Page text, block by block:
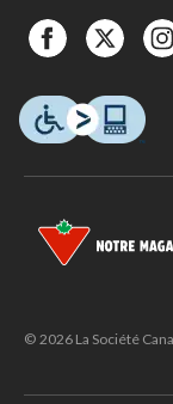
© 2026 La Société